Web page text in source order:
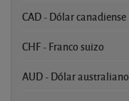
CAD - Dólar canadiense
CHF - Franco suizo
AUD - Dólar australiano